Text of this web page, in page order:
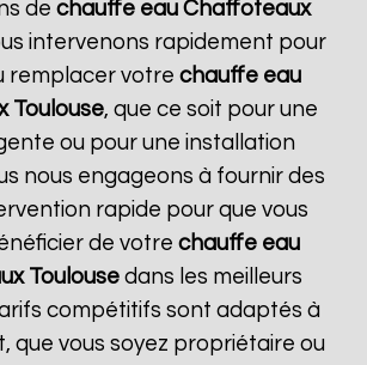
de chauffe eau Chaffoteaux
intervenons rapidement pour
remplacer votrechauffe eau
Toulouse, que ce soit pour une
ou pour une installation
nous engageons à fournir des
rapide pour que vous
de votre chauffe eau
Toulousedans les meilleurs
compétitifs sont adaptés à
que vous soyez propriétaire ou